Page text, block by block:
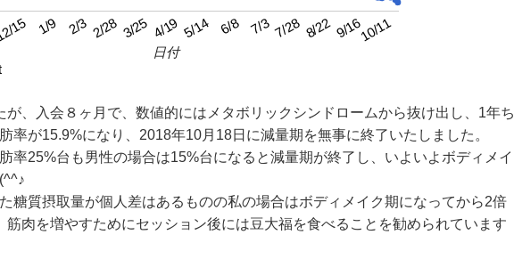
15 1/9 2/3 2/28 3/25 4/19 5/14 6/8 7/3 7/28 8/22 9/1610/11
日付
、入会８ヶ月で、数値的にはメタボリックシンドロームから抜け出し、1年ち
率が15.9%になり、2018年10月18日に減量期を無事に終了いたしました。
率25%台も男性の場合は15%台になると減量期が終了し、いよいよボディメイ
糖質摂取量が個人差はあるものの私の場合はボディメイク期になってから2倍
肉を増やすためにセッション後には豆大福を食べることを勧められています